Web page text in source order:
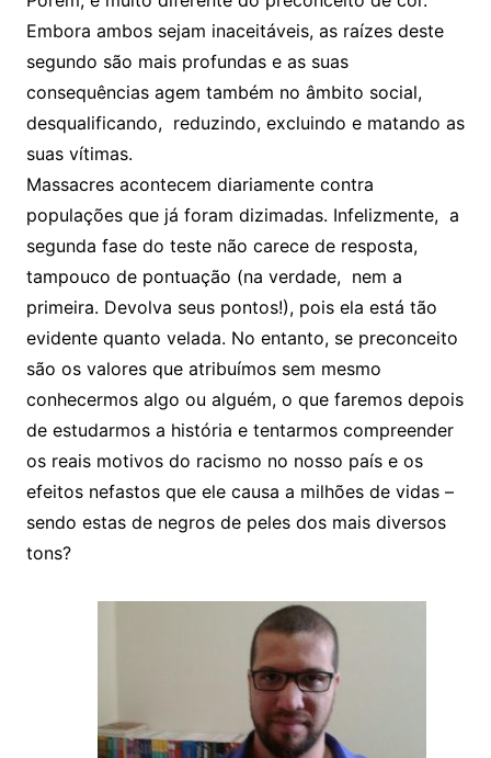
Embora ambos sejam inaceitáveis, as raízes deste
segundo são mais profundas e as suas
consequências agem também no âmbito social,
desqualificando, reduzindo, excluindo e matando as
suas vítimas.
Massacres acontecem diariamente contra
populações que já foram dizimadas. Infelizmente, a
segunda fase do teste não carece de resposta,
tampouco de pontuação (na verdade, nem a
primeira. Devolva seus pontos!), pois ela está tão
evidente quanto velada. No entanto, se preconceito
são os valores que atribuímos sem mesmo
conhecermos algo ou alguém, o que faremos depois
de estudarmos a história e tentarmos compreender
os reais motivos do racismo no nosso país e os
efeitos nefastos que ele causa a milhões de vidas –
sendo estas de negros de peles dos mais diversos
tons?